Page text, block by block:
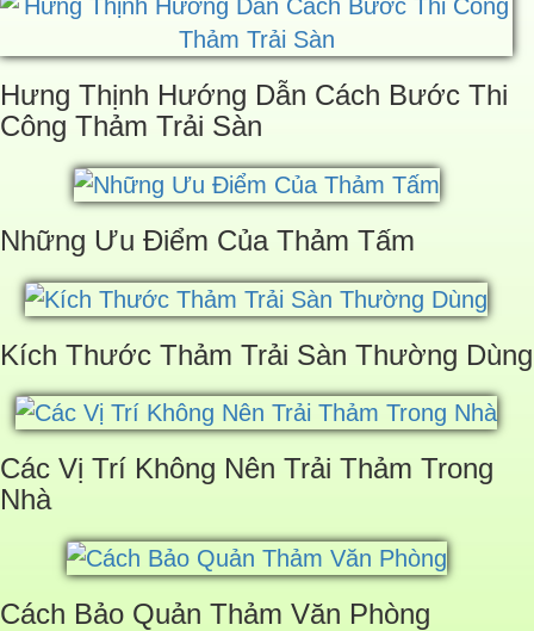
Hưng Thịnh Hướng Dẫn Cách Bước Thi
Công Thảm Trải Sàn
Những Ưu Điểm Của Thảm Tấm
Kích Thước Thảm Trải Sàn Thường Dùng
Các Vị Trí Không Nên Trải Thảm Trong
Nhà
Cách Bảo Quản Thảm Văn Phòng